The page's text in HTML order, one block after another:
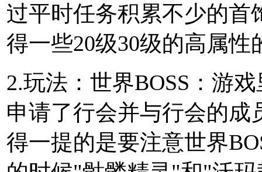
过平时任务积累不少的首
得一些20级30级的高属性
2.玩法：世界BOSS：游
申请了行会并与行会的成
得一提的是要注意世界